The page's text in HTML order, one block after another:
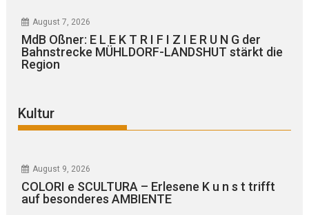
August 7, 2026
MdB Oßner: E L E K T R I F I Z I E R U N G der
Bahnstrecke MÜHLDORF-LANDSHUT stärkt die
Region
Kultur
August 9, 2026
COLORI e SCULTURA – Erlesene K u n s t trifft
auf besonderes AMBIENTE